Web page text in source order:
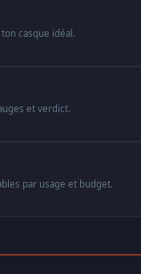
casque idéal.
et verdict.
par usage et budget.